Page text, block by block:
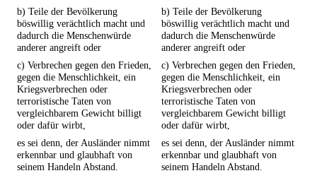
b) Teile der Bevölkerung
böswillig verächtlich macht und
dadurch die Menschenwürde
anderer angreift oder
b) Teile der Bevölkerung
böswillig verächtlich macht und
dadurch die Menschenwürde
anderer angreift oder
c) Verbrechen gegen den Frieden,
gegen die Menschlichkeit, ein
Kriegsverbrechen oder
terroristische Taten von
vergleichbarem Gewicht billigt
oder dafür wirbt,
c) Verbrechen gegen den Frieden,
gegen die Menschlichkeit, ein
Kriegsverbrechen oder
terroristische Taten von
vergleichbarem Gewicht billigt
oder dafür wirbt,
es sei denn, der Ausländer nimmt
erkennbar und glaubhaft von
seinem Handeln Abstand.
es sei denn, der Ausländer nimmt
erkennbar und glaubhaft von
seinem Handeln Abstand.